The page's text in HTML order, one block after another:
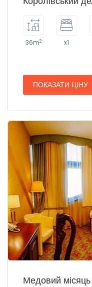
36m2 x1
ПОКАЗАТИ ЦІНУ
Медовий